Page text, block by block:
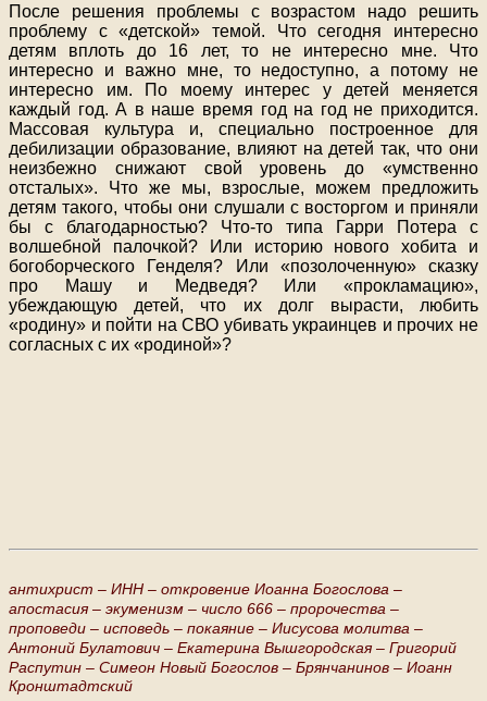
После решения проблемы с возрастом надо решить
проблему с «детской» темой. Что сегодня интересно
детям вплоть до 16 лет, то не интересно мне. Что
интересно и важно мне, то недоступно, а потому не
интересно им. По моему интереc у детей меняется
каждый год. А в наше время год на год не приходится.
Массовая культура и, специально построенное для
дебилизации образование, влияют на детей так, что они
неизбежно снижают свой уровень до «умственно
отсталых». Что же мы, взрослые, можем предложить
детям такого, чтобы они слушали с восторгом и приняли
бы с благодарностью? Что-то типа Гарри Потера с
волшебной палочкой? Или историю нового хобита и
богоборческого Генделя? Или «позолоченную» сказку
про Машу и Медведя? Или «прокламацию»,
убеждающую детей, что их долг вырасти, любить
«родину» и пойти на СВО убивать украинцев и прочих не
согласных с их «родиной»?
антихрист – ИНН – откровение Иоанна Богослова –
апостасия – экуменизм – число 666 – пророчества –
проповеди – исповедь – покаяние – Иисусова молитва –
Антоний Булатович – Екатерина Вышгородская – Григорий
Распутин – Симеон Новый Богослов – Брянчанинов – Иоанн
Кронштадтский